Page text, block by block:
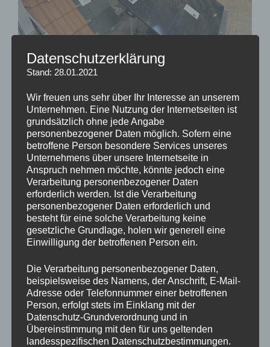
Im August aktuell bei uns:
riesenblütige Gartenhibiscus mit bis zu 20cm
Blütendurchmesser
winterhart + mehrjährig
solange Vorrat reicht
Datenschutzerklärung
Stand: 28.01.2021
Wir freuen uns sehr über Ihr Interesse an unserem
Unternehmen. Eine Nutzung der Internetseiten ist
grundsätzlich ohne jede Angabe
personenbezogener Daten möglich. Sofern eine
betroffene Person besondere Services unseres
Unternehmens über unsere Internetseite in
Anspruch nehmen möchte, könnte jedoch eine
Verarbeitung personenbezogener Daten
erforderlich werden. Ist die Verarbeitung
personenbezogener Daten erforderlich und
besteht für eine solche Verarbeitung keine
gesetzliche Grundlage, holen wir generell eine
Einwilligung der betroffenen Person ein.
Die Verarbeitung personenbezogener Daten,
beispielsweise des Namens, der Anschrift, E-Mail-
Adresse oder Telefonnummer einer betroffenen
Person, erfolgt stets im Einklang mit der
Datenschutz-Grundverordnung und in
Übereinstimmung mit den für uns geltenden
landesspezifischen Datenschutzbestimmungen.